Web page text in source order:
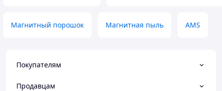
Магнитный порошок Магнитная пыль AMS
Покупателям
Продавцам